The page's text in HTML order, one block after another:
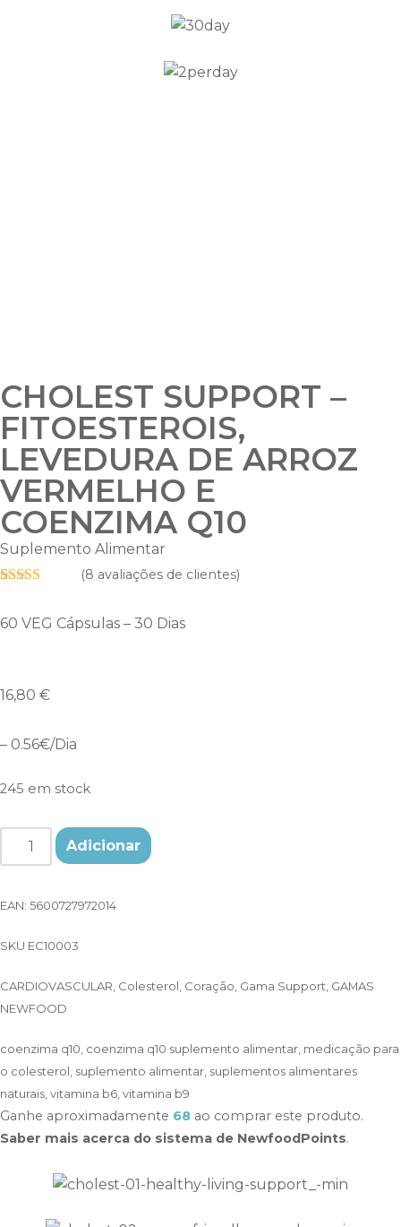
CHOLEST SUPPORT –
FITOESTEROIS,
LEVEDURA DE ARROZ
VERMELHO E
COENZIMA Q10
Suplemento Alimentar
5 com base
(8 avaliações de clientes)
60 VEG Cápsulas – 30 Dias
16,80 €
– 0.56€/Dia
245 em stock
Adicionar
EAN: 5600727972014
SKU EC10003
CARDIOVASCULAR Colesterol Coração Gama Support GAMAS
NEWFOOD
coenzima q10 coenzima q10 suplemento alimentar medicação para
o colesterol suplemento alimentar suplementos alimentares
naturais vitamina b6 vitamina b9
Ganhe aproximadamente 68 ao comprar este produto.
Saber mais acerca do sistema de NewfoodPoints.